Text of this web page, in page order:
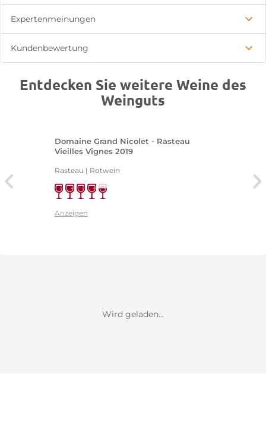
Expertenmeinungen
Kundenbewertung
Entdecken Sie weitere Weine des
Weinguts
Domaine Grand Nicolet - Rasteau
Vieilles Vignes 2019
Rasteau | Rotwein
Anzeigen
Wird geladen...